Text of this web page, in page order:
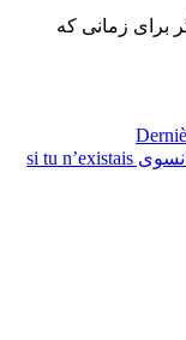
برای زمانی که
موسیقی فرانسوی | ترجمه ی آهنگ فرانسوی si tu n’existais